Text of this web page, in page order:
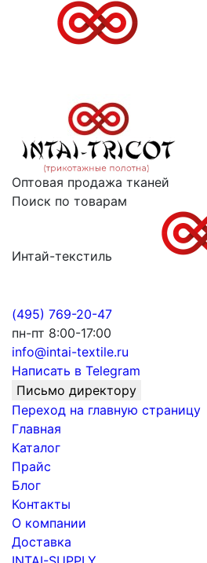
Оптовая продажа тканей
Поиск по товарам
Интай-текстиль
(495) 769-20-47
пн-пт 8:00-17:00
info@intai-textile.ru
Написать в Telegram
Письмо директору
Переход на главную страницу
Главная
Каталог
Прайс
Блог
Контакты
О компании
Доставка